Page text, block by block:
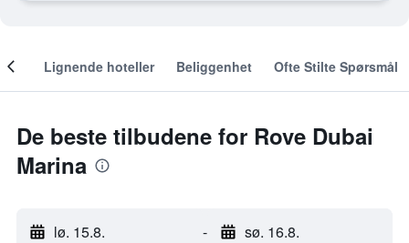
Lignende hoteller Beliggenhet Ofte Stilte Spørsmål
De beste tilbudene for Rove Dubai
Marina
lø. 15.8. - sø. 16.8.